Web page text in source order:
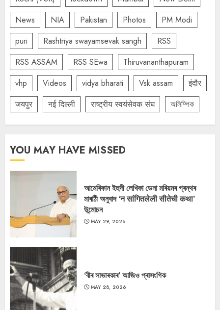
News
NIA Pakistan Photos
PM Modi
puri
Rashtriya swayamsevak sangh
RSS
RSS ASSAM
RSS SEwa
Thiruvananthapuram
vhp
Videos vidya bharati Vsk assam
इंदौर
जयपुर
नई दिल्ली राष्ट्रीय स्वयंसेवक संघ অলিম্পিক
YOU MAY HAVE MISSED
আমেৰিকান ইহুদী লেখিকা ডেনা মৰিয়মৰ গ্ৰন্থৰ
মাৰাঠী অনুবাদ ‘न सांगितलेली सीतेची कथा’
উন্মোচন
MAY 29, 2026
‘বীৰ সাভাৰকাৰ’ আজিও প্ৰাসংগিক
MAY 28, 2026